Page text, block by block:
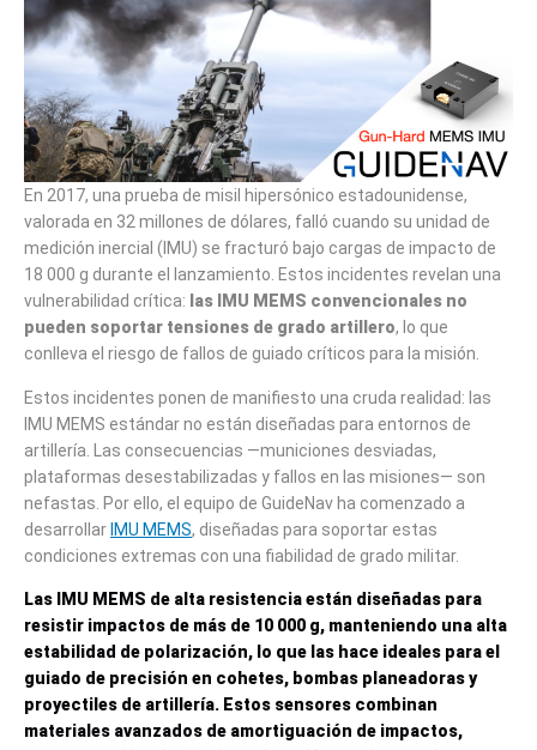
En 2017, una prueba de misil hipersónico estadounidense,
valorada en 32 millones de dólares, falló cuando su unidad de
medición inercial (IMU) se fracturó bajo cargas de impacto de
18 000 g durante el lanzamiento. Estos incidentes revelan una
vulnerabilidad crítica: las IMU MEMS convencionales no
pueden soportar tensiones de grado artillero, lo que
conlleva el riesgo de fallos de guiado críticos para la misión.
Estos incidentes ponen de manifiesto una cruda realidad: las
IMU MEMS estándar no están diseñadas para entornos de
artillería. Las consecuencias —municiones desviadas,
plataformas desestabilizadas y fallos en las misiones— son
nefastas. Por ello, el equipo de GuideNav ha comenzado a
desarrollarIMU MEMS, diseñadas para soportar estas
condiciones extremas con una fiabilidad de grado militar.
Las IMU MEMS de alta resistencia están diseñadas para
resistir impactos de más de 10 000 g, manteniendo una alta
estabilidad de polarización, lo que las hace ideales para el
guiado de precisión en cohetes, bombas planeadoras y
proyectiles de artillería. Estos sensores combinan
materiales avanzados de amortiguación de impactos,